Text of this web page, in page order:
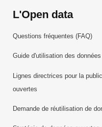
L'Open data
Questions fréquentes (FAQ)
Guide d'utilisation des
Lignes directrices pour la
ouvertes
Demande de réutilisation de